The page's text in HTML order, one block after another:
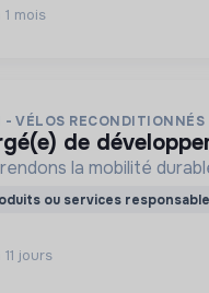
1 mois
- VÉLOS RECONDITIONNÉS
de
la mobilité
ou services
jours